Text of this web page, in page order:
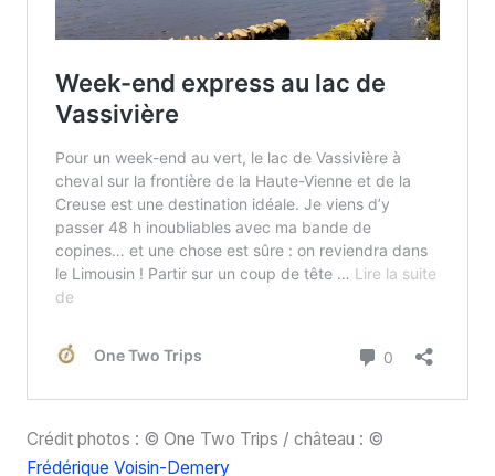
Crédit photos : © One Two Trips / château : ©
Frédérique Voisin-Demery